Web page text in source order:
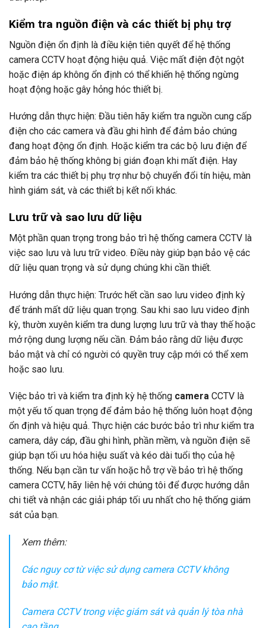
Kiểm tra nguồn điện và các thiết bị phụ trợ
Nguồn điện ổn định là điều kiện tiên quyết để hệ thống
camera CCTV hoạt động hiệu quả. Việc mất điện đột ngột
hoặc điện áp không ổn định có thể khiến hệ thống ngừng
hoạt động hoặc gây hỏng hóc thiết bị.
Hướng dẫn thực hiện: Đầu tiên hãy kiểm tra nguồn cung cấp
điện cho các camera và đầu ghi hình để đảm bảo chúng
đang hoạt động ổn định. Hoặc kiểm tra các bộ lưu điện để
đảm bảo hệ thống không bị gián đoạn khi mất điện. Hay
kiểm tra các thiết bị phụ trợ như bộ chuyển đổi tín hiệu, màn
hình giám sát, và các thiết bị kết nối khác.
Lưu trữ và sao lưu dữ liệu
Một phần quan trọng trong bảo trì hệ thống camera CCTV là
việc sao lưu và lưu trữ video. Điều này giúp bạn bảo vệ các
dữ liệu quan trọng và sử dụng chúng khi cần thiết.
Hướng dẫn thực hiện: Trước hết cần sao lưu video định kỳ
để tránh mất dữ liệu quan trọng. Sau khi sao lưu video định
kỳ, thườn xuyên kiểm tra dung lượng lưu trữ và thay thế hoặc
mở rộng dung lượng nếu cần. Đảm bảo rằng dữ liệu được
bảo mật và chỉ có người có quyền truy cập mới có thể xem
hoặc sao lưu.
Việc bảo trì và kiểm tra định kỳ hệ thống camera CCTV là
một yếu tố quan trọng để đảm bảo hệ thống luôn hoạt động
ổn định và hiệu quả. Thực hiện các bước bảo trì như kiểm tra
camera, dây cáp, đầu ghi hình, phần mềm, và nguồn điện sẽ
giúp bạn tối ưu hóa hiệu suất và kéo dài tuổi thọ của hệ
thống. Nếu bạn cần tư vấn hoặc hỗ trợ về bảo trì hệ thống
camera CCTV, hãy liên hệ với chúng tôi để được hướng dẫn
chi tiết và nhận các giải pháp tối ưu nhất cho hệ thống giám
sát của bạn.
Xem thêm:
Các nguy cơ từ việc sử dụng camera CCTV không
bảo mật.
Camera CCTV trong việc giám sát và quản lý tòa nhà